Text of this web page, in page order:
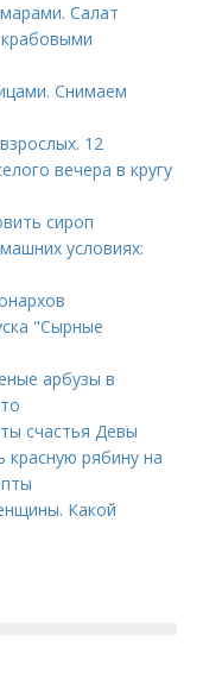
Салат
Снимаем
12
вечера в кругу
сироп
условиях:
"Сырные
арбузы в
счастья Девы
красную рябину на
Какой